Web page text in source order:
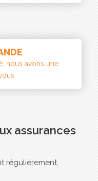
nous avons une
assurances
régulièrement,